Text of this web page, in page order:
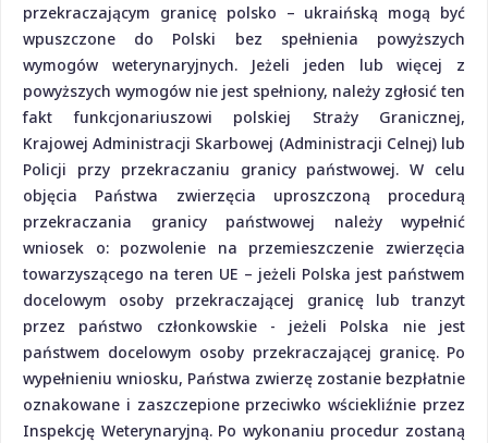
przekraczającym granicę polsko – ukraińską mogą być
wpuszczone do Polski bez spełnienia powyższych
wymogów weterynaryjnych. Jeżeli jeden lub więcej z
powyższych wymogów nie jest spełniony, należy zgłosić ten
fakt funkcjonariuszowi polskiej Straży Granicznej,
Krajowej Administracji Skarbowej (Administracji Celnej) lub
Policji przy przekraczaniu granicy państwowej. W celu
objęcia Państwa zwierzęcia uproszczoną procedurą
przekraczania granicy państwowej należy wypełnić
wniosek o: pozwolenie na przemieszczenie zwierzęcia
towarzyszącego na teren UE – jeżeli Polska jest państwem
docelowym osoby przekraczającej granicę lub tranzyt
przez państwo członkowskie - jeżeli Polska nie jest
państwem docelowym osoby przekraczającej granicę. Po
wypełnieniu wniosku, Państwa zwierzę zostanie bezpłatnie
oznakowane i zaszczepione przeciwko wściekliźnie przez
Inspekcję Weterynaryjną. Po wykonaniu procedur zostaną